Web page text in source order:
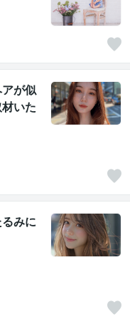
が似
いた
みに